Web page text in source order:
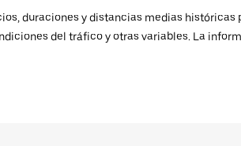
duraciones y distancias medias
del tráfico y otras variables. La